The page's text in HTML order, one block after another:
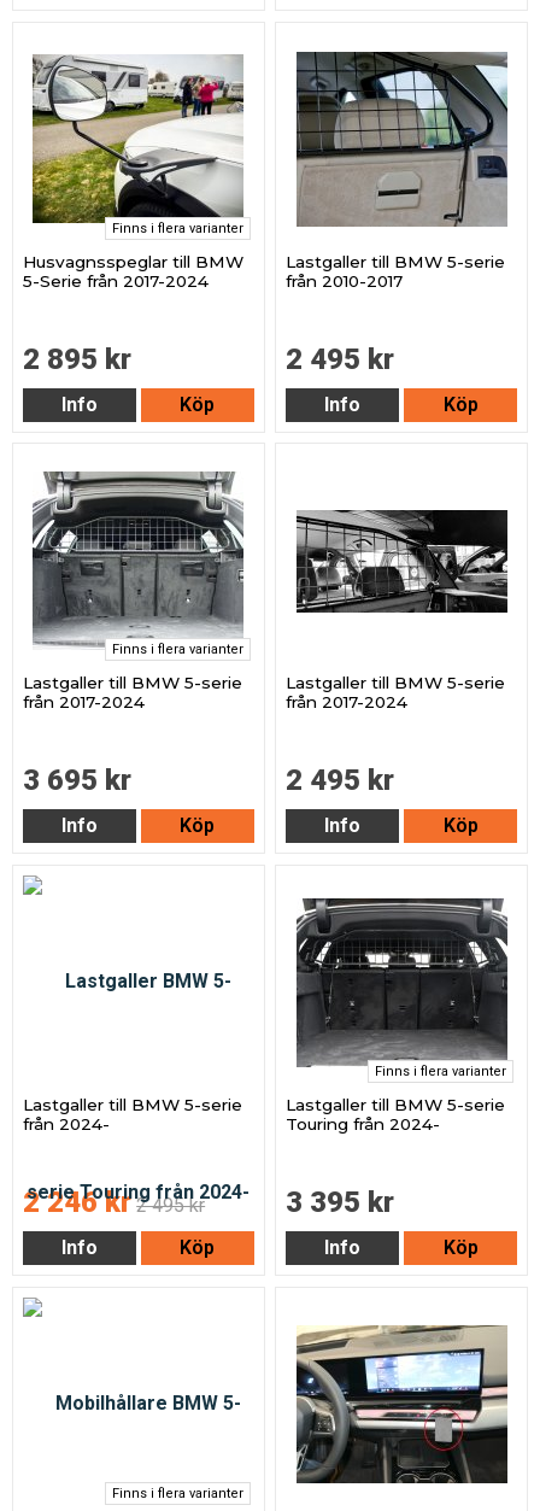
Finns i flera varianter
Husvagnsspeglar till BMW
5-Serie från 2017-2024
2 895 kr
Info Köp
Lastgaller till BMW 5-serie
från 2010-2017
2 495 kr
Info Köp
Finns i flera varianter
Lastgaller till BMW 5-serie
från 2017-2024
3 695 kr
Info Köp
Lastgaller till BMW 5-serie
från 2017-2024
2 495 kr
Info Köp
Lastgaller till BMW 5-serie
från 2024-
2 246 kr 2 495 kr
Info
Köp
Finns i flera varianter
Lastgaller till BMW 5-serie
Touring från 2024-
3 395 kr
Info Köp
Finns i flera varianter